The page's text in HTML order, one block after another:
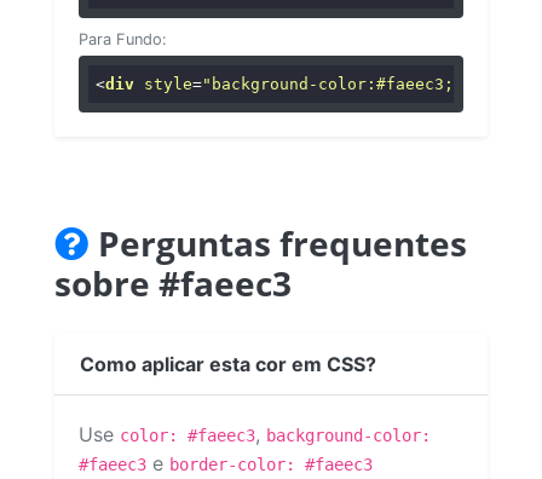
Para Fundo:
<div style="background-color:#faeec3;"
Perguntas frequentes
sobre #faeec3
Como aplicar esta cor em CSS?
Use color: #faeec3, background-color:
#faeec3 e border-color: #faeec3